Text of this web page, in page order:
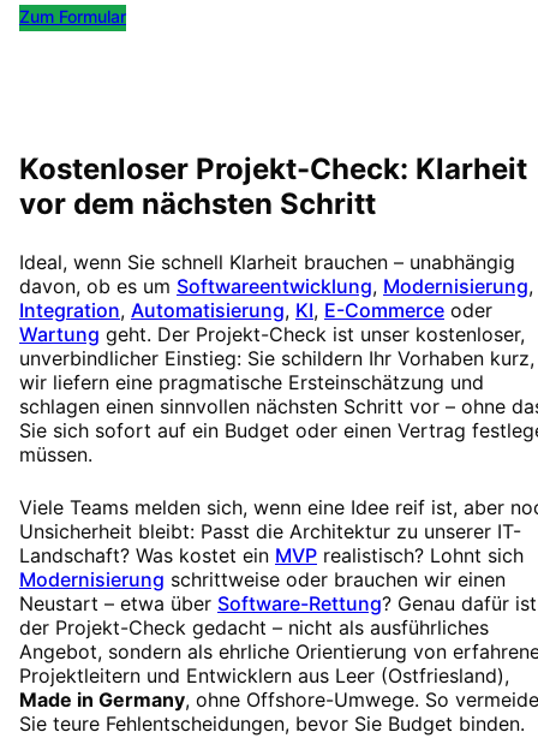
Zum Formular
Kostenloser Projekt-Check: Klarheit
vor dem nächsten Schritt
Ideal, wenn Sie schnell Klarheit brauchen – unabhängig
davon, ob es um Softwareentwicklung, Modernisierung,
Integration, Automatisierung, KI, E-Commerce oder
Wartung geht. Der Projekt-Check ist unser kostenloser,
unverbindlicher Einstieg: Sie schildern Ihr Vorhaben kurz,
wir liefern eine pragmatische Ersteinschätzung und
schlagen einen sinnvollen nächsten Schritt vor – ohne
Sie sich sofort auf ein Budget oder einen Vertrag
müssen.
Viele Teams melden sich, wenn eine Idee reif ist, aber
Unsicherheit bleibt: Passt die Architektur zu unserer IT-
Landschaft? Was kostet ein MVP realistisch? Lohnt sich
Modernisierung schrittweise oder brauchen wir einen
Neustart – etwa über Software-Rettung? Genau dafür ist
der Projekt-Check gedacht – nicht als ausführliches
Angebot, sondern als ehrliche Orientierung von
Projektleitern und Entwicklern aus Leer (Ostfriesland),
Made in Germany, ohne Offshore-Umwege. So
Sie teure Fehlentscheidungen, bevor Sie Budget binden.